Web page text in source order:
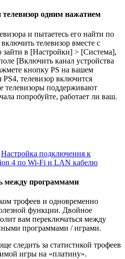
одним нажатием
и пытаетесь его найти по
телевизор вместе с
зайти в [Настройки] > [Система],
[Включить канал устройства
кнопку PS на вашем
телевизор включится
телевизоры поддерживают
попробуйте, работает ли ваш.
Настройка подключения к
4 по Wi-Fi и LAN кабелю
между программами
трофеев и одновременно
функции. Двойное
вам переключаться между
программами / играми.
следить за статистикой трофеев
игры на «платину».